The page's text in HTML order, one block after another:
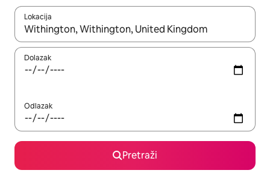
Lokacija
Kada budu dostupni rezultati, moći ćete ih pregledati
Dolazak
Odlazak
Pretraži